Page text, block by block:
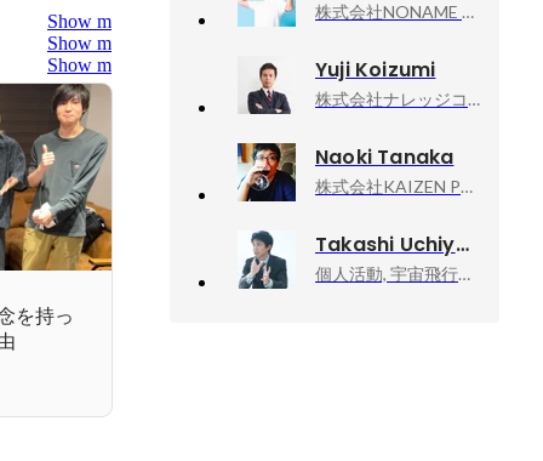
Show more
Show more
Show more
を持っ
株式会社NONAME Produce, 代表取締役社長
Yuji Koizumi
株式会社ナレッジコミュニケーション, 取締役副社長COO
Naoki Tanaka
株式会社KAIZEN PLATFORM, グループマネージャー
Takashi Uchiyama
個人活動, 宇宙飛行士挑戦エバンジェリスト